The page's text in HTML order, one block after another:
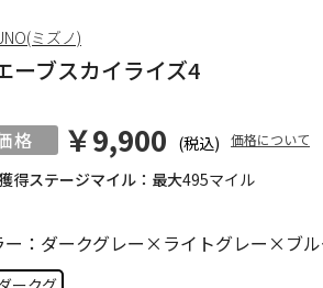
得ステージマイル：最大495マイル
ーブスカイライズ4
￥9,900 (税込) 価格について
ー：ダークグレー×ライトグレー×ブル
ミズノ)